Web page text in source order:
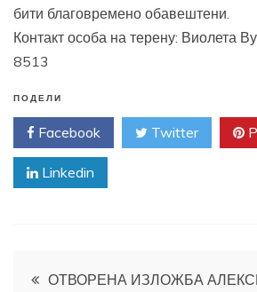
бити благовремено обавештени.
Контакт особа на терену: Виолета
8513
ПОДЕЛИ
Facebook Twitter
Linkedin
Кретање
ОТВОРЕНА ИЗЛОЖБА